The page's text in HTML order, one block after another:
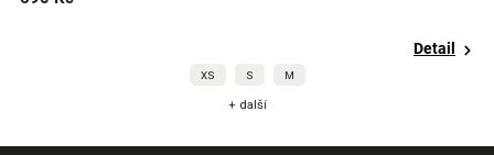
Detail
XS S M
+ další